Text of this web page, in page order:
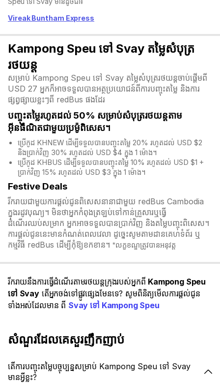
Vireak Buntham Express
Kampong Speu ទៅ Svay តម្លៃសំបុត្រ
រថយន្ត
សម្រាប់ Kampong Speu ទៅ Svay តម្លៃសំបុត្ររថយន្តចាប់ផ្តើមពី
USD 27 អ្នកក៏អាចទទួលបានអត្ថប្រយោជន៍ពីការបញ្ចុះតម្លៃ និងការ
ផ្សព្វផ្សាយខ្លះៗពី redBus ផងដែរ
បញ្ចុះតម្លៃរហូតដល់ 50% សម្រាប់សំបុត្ររថយន្តតាម
អ៊ីនធឺណិតជាមួយប្រម៉ូពិសេស។
ប្រើកូដ KHNEW ដើម្បីទទួលបានបញ្ចុះតម្លៃ 20% រហូតដល់ USD $2
និងប្រាក់វិញ 30% រហូតដល់ USD $4 ក្នុង 1 ម៉ោង។
ប្រើកូដ KHBUS ដើម្បីទទួលបានបញ្ចុះតម្លៃ 10% រហូតដល់ USD $1 +
ប្រាក់វិញ 15% រហូតដល់ USD $3 ក្នុង 1 ម៉ោង។
Festive Deals
រីករាយជាមួយការផ្តល់ជូនពិសេសនានាជាមួយ redBus Cambodia
ក្នុងរដូវបុណ្យ។ មិនថាអ្នកកំពុងត្រឡប់ទៅកាន់គ្រួសារឬធ្វើ
ដំណើរឈប់សម្រាក អ្នកអាចទទួលបានប្រាក់វិញ និងតម្លៃបញ្ចុះពិសេស។
ការផ្តល់ជូននេះមានកំណត់ពេលវេលា ដូច្នេះសូមតាមដានគេហទំព័រ ឬ
កម្មវិធី redBus ដើម្បីកុំឱ្យខកខាន។ *លក្ខខណ្ឌត្រូវបានអនុវត្ត
រីករាយនឹងការធ្វើដំណើរតាមរថយន្តក្រុងរបស់អ្នកពី Kampong Speu
ទៅ Svayតើអ្នកចង់ទៅផ្លូវផ្សេងមែនទេ? សូមពិនិត្យមើលការផ្តល់ជូន
ទាំងអស់ដែលមាន ពី Svay ទៅ Kampong Speu
សំណួរដែលគេសួរញឹកញាប់
តើការបញ្ចុះតម្លៃបច្ចុប្បន្នសម្រាប់ Kampong Speu ទៅ Svay
មានអ្វីខ្លះ?